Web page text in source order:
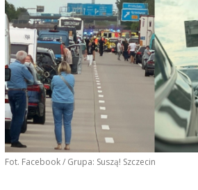
Fot. Facebook / Grupa: Suszą! Szczecin